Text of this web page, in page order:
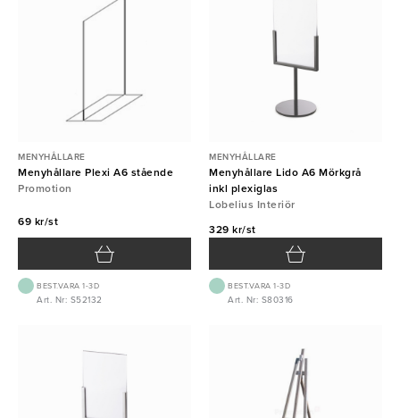
MENYHÅLLARE
Menyhållare Plexi A6 stående
Promotion
69 kr/st
BEST.VARA 1-3D
Art. Nr: S52132
MENYHÅLLARE
Menyhållare Lido A6 Mörkgrå
inkl plexiglas
Lobelius Interiör
329 kr/st
BEST.VARA 1-3D
Art. Nr: S80316